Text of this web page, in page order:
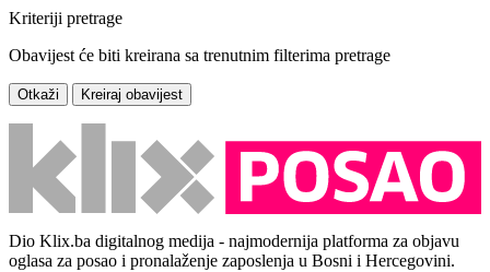
Kriteriji pretrage
Obavijest će biti kreirana sa trenutnim filterima pretrage
Otkaži Kreiraj obavijest
Dio Klix.ba digitalnog medija - najmodernija platforma za objavu
oglasa za posao i pronalaženje zaposlenja u Bosni i Hercegovini.